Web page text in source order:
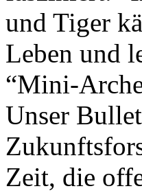
und Tiger
Leben und
“Mini-
Unser
Zeit, die